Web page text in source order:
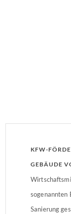
KFW-
GEBÄUDE
sogenannten
Sanierung